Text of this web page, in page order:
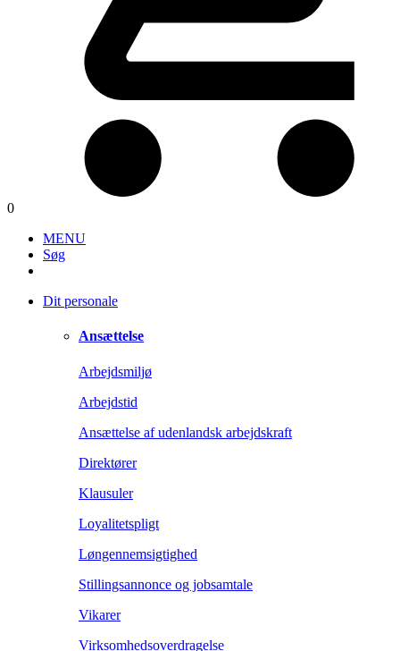
0
MENU
Søg
Dit personale
Ansættelse
Arbejdsmiljø
Arbejdstid
Ansættelse af udenlandsk arbejdskraft
Direktører
Klausuler
Loyalitetspligt
Løngennemsigtighed
Stillingsannonce og jobsamtale
Vikarer
Virksomhedsoverdragelse